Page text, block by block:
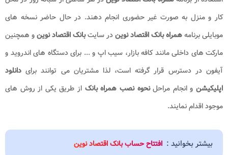
کار و منزل به صورت غیر حضوری انجام دهند. در حال حاضر نسخه های
موبایلی برنامههمراه بانک اقتصاد نویندر سایتبانک اقتصاد نوینو همچنین
مارکت های داخلی مانند کافه بازار، سیب اپ و ... برای دستگاه های اندروید و
آیفون در دسترس قرار گرفته است، لذا مشتریان می توانند برای دانلود
اپلیکیشنو انجام مراحلنحوه نصب همراه بانک از طریق یکی از روش های
موجود اقدام نمایند.
بیشتر بخوانید : افتتاح حساب بانک اقتصاد نوین